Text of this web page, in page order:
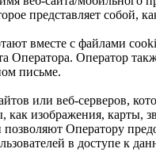
представляет
вместе с файлами
Оператор
письме.
или веб-серверов,
изображения, карты,
Оператору
в доступе к